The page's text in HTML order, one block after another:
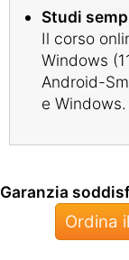
Studi
Il corso
Windows
Android-
e Windows.
Garanzia
Ordina